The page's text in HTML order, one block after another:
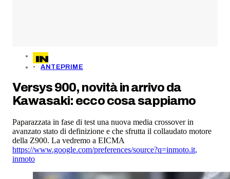
ANTEPRIME
Versys 900, novità in arrivo da
Kawasaki: ecco cosa sappiamo
Paparazzata in fase di test una nuova media crossover in
avanzato stato di definizione e che sfrutta il collaudato motore
della Z900. La vedremo a EICMA
https://www.google.com/preferences/source?q=inmoto.it,
inmoto